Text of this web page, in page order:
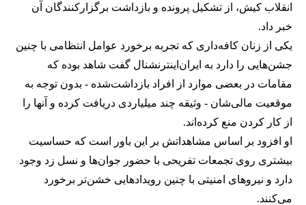
انقلاب کیش، از تشکیل پرونده و بازداشت برگزارکنندگان آن
خبر داد.
یکی از زنان کافه‌داری که تجربه برخورد عوامل انتظامی با چنین
جشن‌هایی را دارد به ایران‌اینترنشنال گفت شاهد بوده که
مقامات در بعضی موارد از افراد بازداشت‌‌شده - بدون توجه به
موقعیت مالی‌شان - وثیقه چند میلیاردی دریافت کرده و آنها را
از کار کردن منع کرده‌اند.
او افزود بر اساس مشاهداتش بر این باور است که حساسیت
بیشتری روی تجمعات تفریحی با حضور جوان‌ها و نسل زد وجود
دارد و نیروهای امنیتی با چنین رویدادهایی خشن‌تر برخورد
می‌کنند.